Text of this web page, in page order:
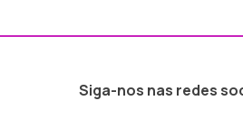
Siga-nos nas redes